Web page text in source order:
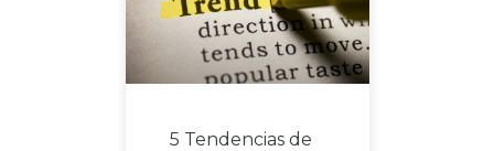
5 Tendencias de